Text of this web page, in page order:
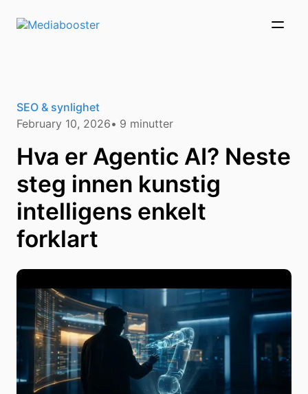
Skip To Main Content
SEO & synlighet
February 10, 2026
9 minutter
Hva er Agentic AI? Neste
steg innen kunstig
intelligens enkelt
forklart